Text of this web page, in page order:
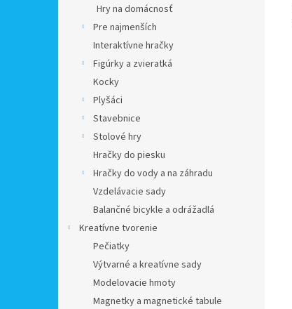
Hry na domácnosť
Pre najmenších
Interaktívne hračky
Figúrky a zvieratká
Kocky
Plyšáci
Stavebnice
Stolové hry
Hračky do piesku
Hračky do vody a na záhradu
Vzdelávacie sady
Balančné bicykle a odrážadlá
Kreatívne tvorenie
Pečiatky
Výtvarné a kreatívne sady
Modelovacie hmoty
Magnetky a magnetické tabule